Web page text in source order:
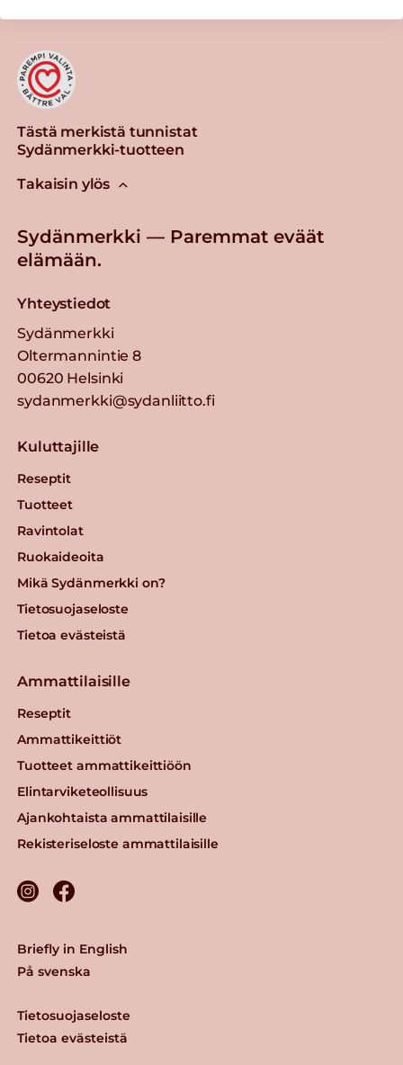
Tästä merkistä tunnistat
Sydänmerkki-tuotteen
Takaisin ylös
Sydänmerkki — Paremmat eväät
elämään.
Yhteystiedot
Sydänmerkki
Oltermannintie 8
00620 Helsinki
sydanmerkki@sydanliitto.fi
Kuluttajille
Reseptit
Tuotteet
Ravintolat
Ruokaideoita
Mikä Sydänmerkki on?
Tietosuojaseloste
Tietoa evästeistä
Ammattilaisille
Reseptit
Ammattikeittiöt
Tuotteet ammattikeittiöön
Elintarviketeollisuus
Ajankohtaista ammattilaisille
Rekisteriseloste ammattilaisille
Tietosuojaseloste
Tietoa evästeistä
Briefly in English
På svenska